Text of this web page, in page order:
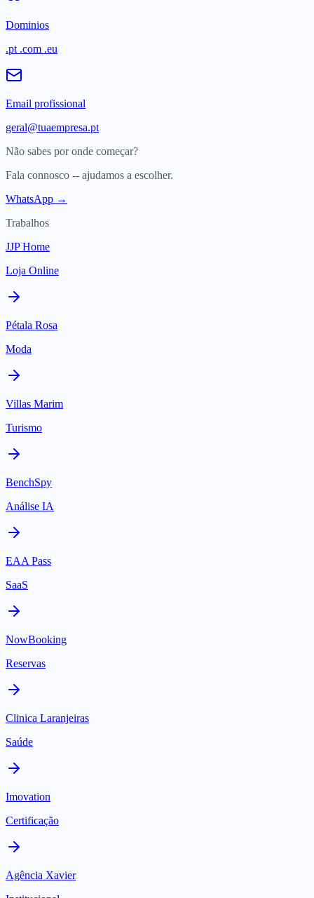
Dominios
.pt .com .eu
Email profissional
geral@tuaempresa.pt
Não sabes por onde começar?
Fala connosco -- ajudamos a escolher.
WhatsApp →
Trabalhos
JJP Home
Loja Online
Pétala Rosa
Moda
Villas Marim
Turismo
BenchSpy
Análise IA
EAA Pass
SaaS
NowBooking
Reservas
Clinica Laranjeiras
Saúde
Imovation
Certificação
Agência Xavier